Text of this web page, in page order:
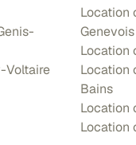
Voltaire
Location
Genevois
Location
Location
Bains
Location
Location